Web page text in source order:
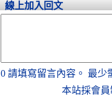
線上加入回文
0 請填寫留言內容。 最少
本站採會員